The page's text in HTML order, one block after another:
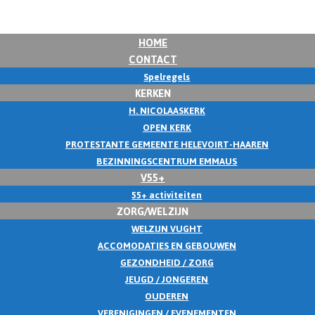
HOME
CONTACT
Spelregels
KERKEN
H. NICOLAASKERK
OPEN KERK
PROTESTANTE GEMEENTE HELEVOIRT-HAAREN
BEZINNINGSCENTRUM EMMAUS
V55+
55+ activiteiten
ZORG/WELZIJN
WELZIJN VUGHT
ACCOMODATIES EN GEBOUWEN
GEZONDHEID / ZORG
JEUGD / JONGEREN
OUDEREN